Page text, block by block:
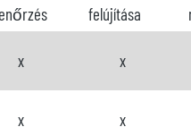
felújítása
x x
x x